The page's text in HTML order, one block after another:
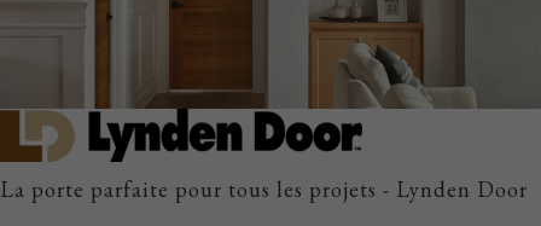
La porte parfaite pour tous les projets - Lynden Door